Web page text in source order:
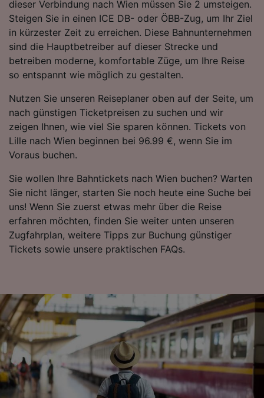
dieser Verbindung nach Wien müssen Sie 2 umsteigen.
Steigen Sie in einen ICE DB- oder ÖBB-Zug, um Ihr Ziel
in kürzester Zeit zu erreichen. Diese Bahnunternehmen
sind die Hauptbetreiber auf dieser Strecke und
betreiben moderne, komfortable Züge, um Ihre Reise
so entspannt wie möglich zu gestalten.
Nutzen Sie unseren Reiseplaner oben auf der Seite, um
nach günstigen Ticketpreisen zu suchen und wir
zeigen Ihnen, wie viel Sie sparen können. Tickets von
Lille nach Wien beginnen bei 96.99 €, wenn Sie im
Voraus buchen.
Sie wollen Ihre Bahntickets nach Wien buchen? Warten
Sie nicht länger, starten Sie noch heute eine Suche bei
uns! Wenn Sie zuerst etwas mehr über die Reise
erfahren möchten, finden Sie weiter unten unseren
Zugfahrplan, weitere Tipps zur Buchung günstiger
Tickets sowie unsere praktischen FAQs.
Folgendes bereitzustellen:
Verwendung genauer Standortdaten.
Endgeräteeigenschaften zur Identifikation
aktiv abfragen. Speichern von oder Zugriff auf
Informationen auf einem Endgerät.
Personalisierte Werbung und Inhalte, Messung
von Werbeleistung und der Performance von
Inhalten, Zielgruppenforschung sowie
Entwicklung und Verbesserung von
Angeboten.
Liste der Partner (Lieferanten)